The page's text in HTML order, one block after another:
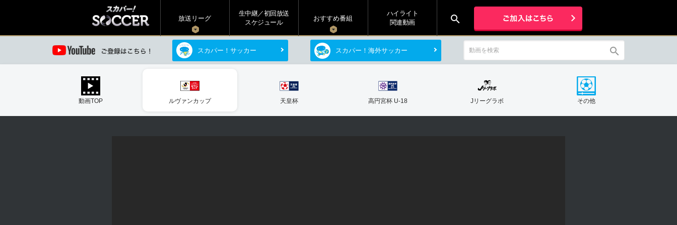
放送リーグ
生中継／初回放送
スケジュール
おすすめ番組
ハイライト
関連動画
search
スカパー！サッカー スカパー！海外サッカー search
動画TOP ルヴァンカップ 天皇杯 高円宮杯 U-18 Jリーグラボ その他